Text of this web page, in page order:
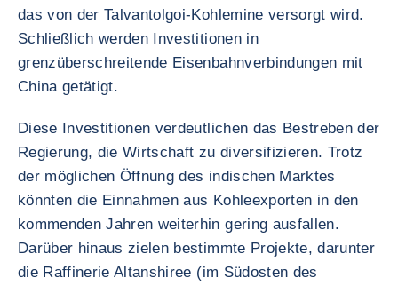
das von der Talvantolgoi-Kohlemine versorgt wird.
Schließlich werden Investitionen in
grenzüberschreitende Eisenbahnverbindungen mit
China getätigt.
Diese Investitionen verdeutlichen das Bestreben der
Regierung, die Wirtschaft zu diversifizieren. Trotz
der möglichen Öffnung des indischen Marktes
könnten die Einnahmen aus Kohleexporten in den
kommenden Jahren weiterhin gering ausfallen.
Darüber hinaus zielen bestimmte Projekte, darunter
die Raffinerie Altanshiree (im Südosten des